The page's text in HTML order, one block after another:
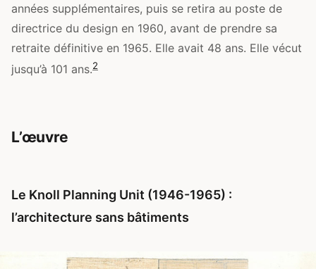
années supplémentaires, puis se retira au poste de
directrice du design en 1960, avant de prendre sa
retraite définitive en 1965. Elle avait 48 ans. Elle vécut
jusqu’à 101 ans.2
L’œuvre
Le Knoll Planning Unit (1946-1965) :
l’architecture sans bâtiments